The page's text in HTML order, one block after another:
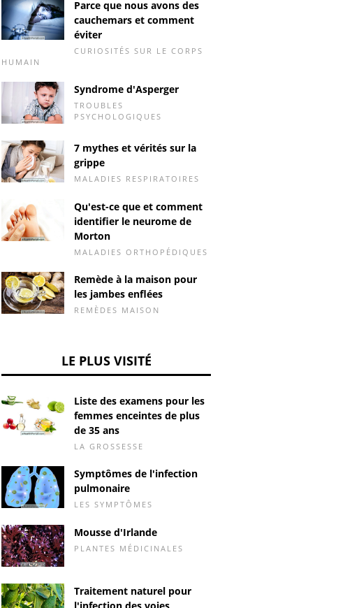
Parce que nous avons des
cauchemars et comment
éviter
CURIOSITÉS SUR LE CORPS
HUMAIN
Syndrome d'Asperger
TROUBLES
PSYCHOLOGIQUES
7 mythes et vérités sur la
grippe
MALADIES RESPIRATOIRES
Qu'est-ce que et comment
identifier le neurome de
Morton
MALADIES ORTHOPÉDIQUES
Remède à la maison pour
les jambes enflées
REMÈDES MAISON
LE PLUS VISITÉ
Liste des examens pour les
femmes enceintes de plus
de 35 ans
LA GROSSESSE
Symptômes de l'infection
pulmonaire
LES SYMPTÔMES
Mousse d'Irlande
PLANTES MÉDICINALES
Traitement naturel pour